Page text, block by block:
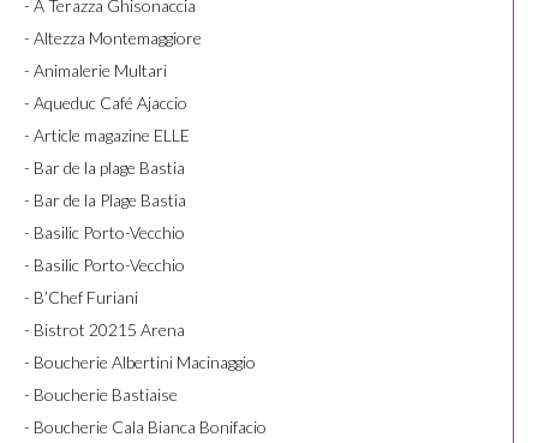
- A Terazza Ghisonaccia
- Altezza Montemaggiore
- Animalerie Multari
- Aqueduc Café Ajaccio
- Article magazine ELLE
- Bar de la plage Bastia
- Bar de la Plage Bastia
- Basilic Porto-Vecchio
- Basilic Porto-Vecchio
- B’Chef Furiani
- Bistrot 20215 Arena
- Boucherie Albertini Macinaggio
- Boucherie Bastiaise
- Boucherie Cala Bianca Bonifacio